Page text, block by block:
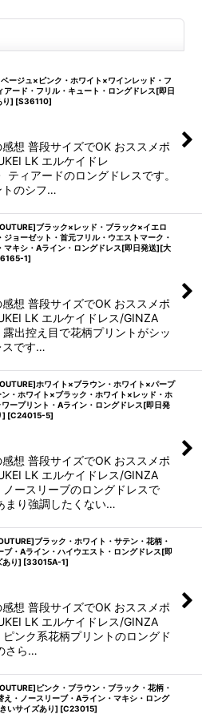
ージュ×ピンク・ホワイト×ワインレッド・フ
アード・フリル・キュート・ロングドレス[即日
り] [S36110]
想 普段サイズでOK おススメポ
LK エルケイドレ
ティアードのロングドレスです。
トのシフ…
ブラック×レッド・ブラック×イエロ
ジョーゼット・首元フリル・ウエストマーク・
マキシ・Aライン・ロングドレス[即日発送][大
1]
想 普段サイズでOK おススメポ
LK エルケイドレス/GINZA
出控え目で花柄プリントがシッ
スです…
ホワイト×ブラウン・ホワイト×パープ
・ホワイト×ブラック・ホワイト×レッド・ホ
ープリント・Aライン・ロングドレス[即日発
] [C24015-5]
想 普段サイズでOK おススメポ
LK エルケイドレス/GINZA
ノースリーブのロングドレスで
まり強調したくない…
ブラック・ホワイト・サテン・花柄・
ブ・Aライン・ハイウエスト・ロングドレス[即
あり] [33015A-1]
想 普段サイズでOK おススメポ
LK エルケイドレス/GINZA
ンク系花柄プリントのロングド
さら…
ピンク・ブラウン・ブラック・花柄・
え・ノースリーブ・Aライン・マキシ・ロング
いサイズあり] [C23015]